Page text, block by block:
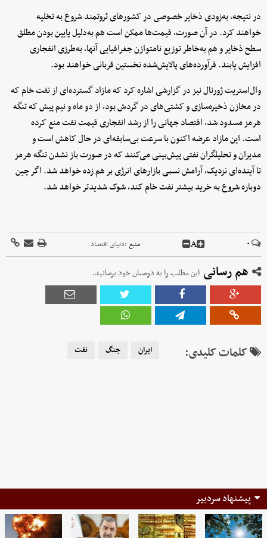
در نتیجه، به‌زودی ذخایر خصوصی در کشورهای ثروتمند شروع به تخلیه
خواهند کرد. در آن صورت، قیمت‌ها ممکن است هم به‌دلیل پایین بودن مطلق
سطح ذخایر و هم به‌خاطر توزیع نامتوازن جغرافیایی آنها، به‌طرزی انفجاری
افزایش یابند. فرآورده‌های پالایش‌شده نخستین قربانی خواهند بود.
وال‌استریت ژورنال نیز در گزارشی اشاره کرد که مازاد گسترده‌ای از نفت خام که
در مخازن ذخیره‌سازی و کشتی‌های در گردش بود، از دو ماه و نیم پیش که تنگه
هرمز مسدود شد، اقتصاد جهانی را از رشد انفجاری قیمت نفت منع کرده
است. این مازاد عرضه اکنون با سرعت بی‌سابقه‌ای در حال کاهش است و
مدیران و تحلیلگران نفتی پیش‌بینی می‌کنند که در صورت باز نشدن تنگه هرمز
تا آینده‌ای نزدیک، آرامش نسبی بازارهای انرژی‌ بر هم زده خواهد شد. اگر چین
دوباره شروع به خرید بیشتر نفت خام کند، شوک شدیدتر خواهد شد.
۰ A منبع :دنیای اقتصاد
هم رسانی این مطلب را به دوستان خود برسانید.
کلمات کلیدی: ایران جنگ نفت
پیشنهاد سردبیر